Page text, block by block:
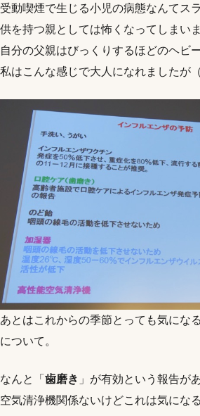
受動喫煙で生じる小児の病態なんてス
供を持つ親としては怖くなってしまい
自分の父親はびっくりするほどのヘビ
私はこんな感じで大人になれましたが（
あとはこれからの季節とっても気にな
について。
なんと「 歯磨き 」が有効という報告が
空気清浄機関係ないけどこれは気になる